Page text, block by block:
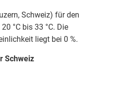
Schweiz) für den
°C bis 33 °C. Die
liegt bei 0 %.
Schweiz